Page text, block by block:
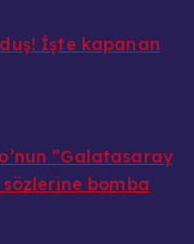
İşte kapanan
”Galatasaray
sözlerine bomba